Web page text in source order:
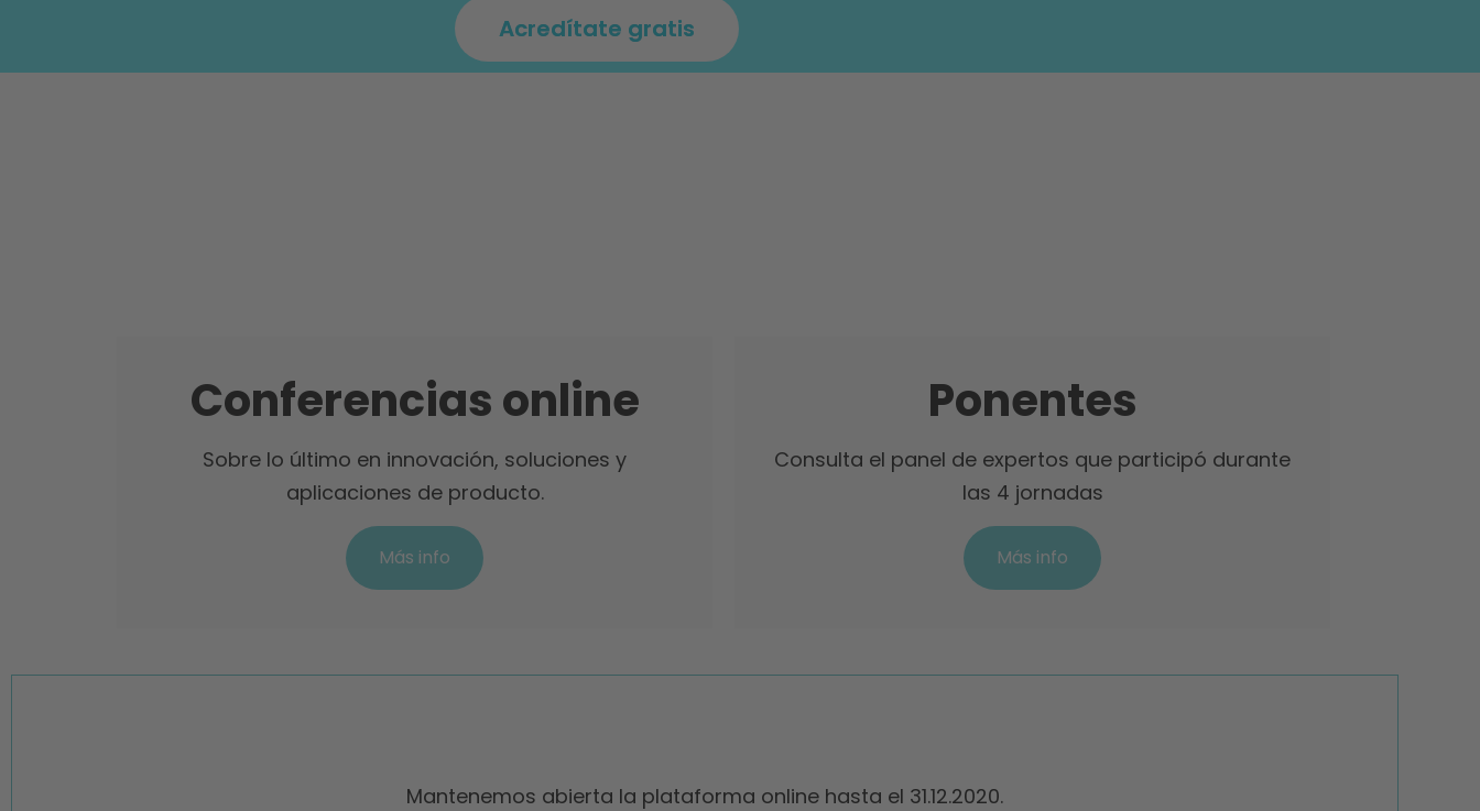
Acredítate gratis
Conferencias online
Sobre lo último en innovación, soluciones y
aplicaciones de producto.
Más info
Ponentes
Consulta el panel de expertos que participó durante
las 4 jornadas
Más info
Mantenemos abierta la plataforma online hasta el 31.12.2020.